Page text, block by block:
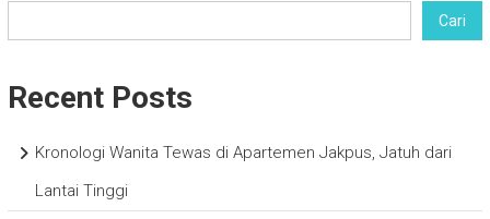
Cari
Recent Posts
Kronologi Wanita Tewas di Apartemen Jakpus, Jatuh dari
Lantai Tinggi